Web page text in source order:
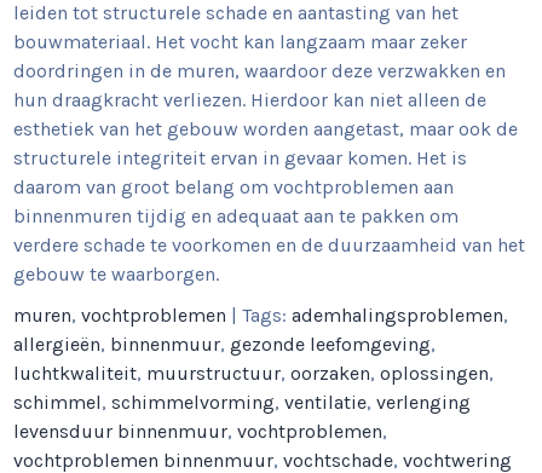
leiden tot structurele schade en aantasting van het
bouwmateriaal. Het vocht kan langzaam maar zeker
doordringen in de muren, waardoor deze verzwakken en
hun draagkracht verliezen. Hierdoor kan niet alleen de
esthetiek van het gebouw worden aangetast, maar ook de
structurele integriteit ervan in gevaar komen. Het is
daarom van groot belang om vochtproblemen aan
binnenmuren tijdig en adequaat aan te pakken om
verdere schade te voorkomen en de duurzaamheid van het
gebouw te waarborgen.
muren,vochtproblemen | Tags:ademhalingsproblemen,
allergieën, binnenmuur,gezonde leefomgeving,
luchtkwaliteit, muurstructuur,oorzaken,oplossingen,
schimmel,schimmelvorming,ventilatie,verlenging
levensduur binnenmuur,vochtproblemen,
vochtproblemen binnenmuur,vochtschade,vochtwering